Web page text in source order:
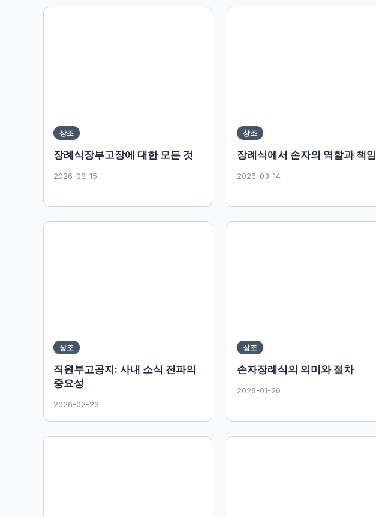
상조
장례식장부고장에 대한 모든 것
2026-03-15
상조
장례식에서 손자의 역할과 책임
2026-03-14
상조
직원부고공지: 사내 소식 전파의
중요성
2026-02-23
상조
손자장례식의 의미와 절차
2026-01-20